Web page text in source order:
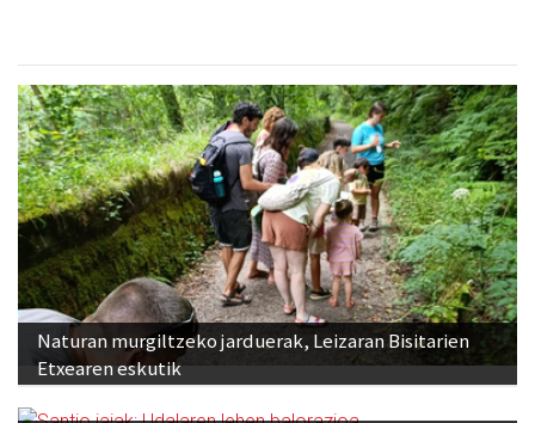
Naturan murgiltzeko jarduerak, Leizaran Bisitarien
Etxearen eskutik